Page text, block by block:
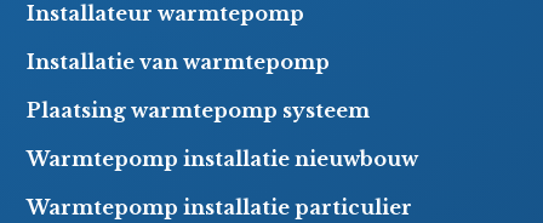
Installateur warmtepomp
Installatie van warmtepomp
Plaatsing warmtepomp systeem
Warmtepomp installatie nieuwbouw
Warmtepomp installatie particulier